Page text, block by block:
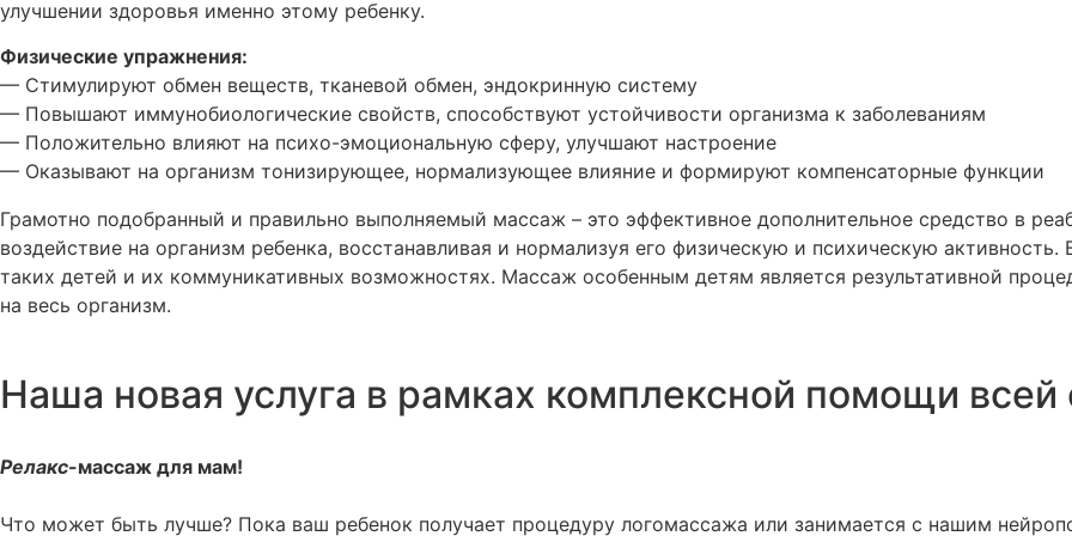
улучшении здоровья именно этому ребенку.
Физические упражнения:
— Стимулируют обмен веществ, тканевой обмен, эндокринную систему
— Повышают иммунобиологические свойств, способствуют устойчивости организма к заболеваниям
— Положительно влияют на психо-эмоциональную сферу, улучшают настроение
— Оказывают на организм тонизирующее, нормализующее влияние и формируют компенсаторные функции
Грамотно подобранный и правильно выполняемый массаж – это эффективное дополнительное средство в
воздействие на организм ребенка, восстанавливая и нормализуя его физическую и психическую
таких детей и их коммуникативных возможностях. Массаж особенным детям является результативной
на весь организм.
Наша новая услуга в рамках комплексной помощи всей
Релакс-массаж для мам!
Что может быть лучше? Пока ваш ребенок получает процедуру логомассажа или занимается с нашим